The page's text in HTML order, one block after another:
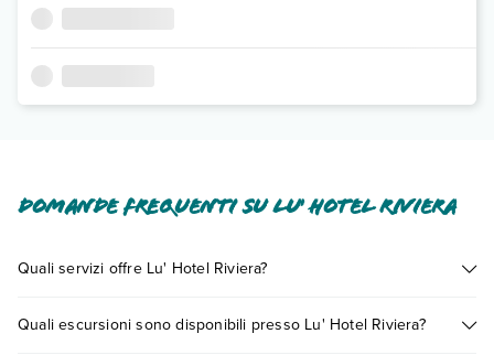
Domande frequenti su Lu' Hotel Riviera
Quali servizi offre Lu' Hotel Riviera?
cui: aria condizionata, tv satellitare, cassetta di sicurezza in
Quali escursioni sono disponibili presso Lu' Hotel Riviera?